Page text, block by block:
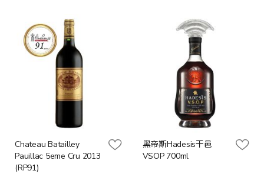
Chateau Batailley
Pauillac 5eme Cru 2013
(RP91)
黑帝斯Hadesis干邑
VSOP 700ml